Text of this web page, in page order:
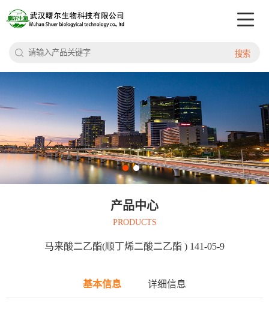
搜索
产品中心
PRODUCTS
马来酸二乙酯(顺丁烯二酸二乙酯 ) 141-05-9
基本信息 详细信息